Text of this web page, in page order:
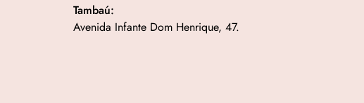
Tambaú:
Avenida Infante Dom Henrique, 47.